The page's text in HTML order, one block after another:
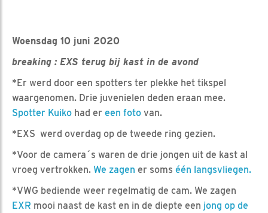
Woensdag 10 juni 2020
breaking : EXS terug bij kast in de avond
*Er werd door een spotters ter plekke het tikspel
waargenomen. Drie juvenielen deden eraan mee.
Spotter Kuiko had er een foto van.
*EXS werd overdag op de tweede ring gezien.
*Voor de camera´s waren de drie jongen uit de kast al
vroeg vertrokken. We zagen er soms één langsvliegen.
*VWG bediende weer regelmatig de cam. We zagen
EXR mooi naast de kast en in de diepte een jong op de